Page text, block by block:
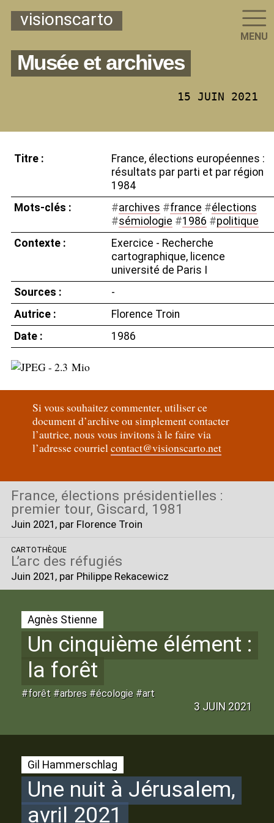
visionscarto
MENU
Musée et archives
15 JUIN 2021
Titre :
France, élections européennes :
résultats par parti et par région
1984
Mots-clés :
#archives #france #élections
#sémiologie #1986 #politique
Contexte :
Exercice - Recherche
cartographique, licence
université de Paris I
Sources :
-
Autrice :
Florence Troin
Date :
1986
Si vous souhaitez commenter, utiliser ce
document d’archive ou simplement contacter
l’autrice, nous vous invitons à le faire via
l’adresse courrielcontact@visionscarto.net
France, élections présidentielles :
premier tour, Giscard, 1981
Juin 2021 , par Florence Troin
CARTOTHÈQUE
L’arc des réfugiés
Juin 2021 , par Philippe Rekacewicz
Agnès Stienne
Un cinquième élément :
la forêt
#forêt #arbres #écologie #art
3 JUIN 2021
Gil Hammerschlag
Une nuit à Jérusalem,
avril 2021